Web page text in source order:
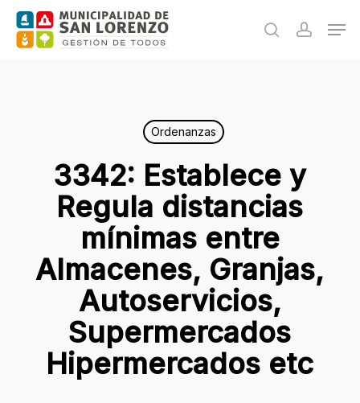
Skip
search
Ordenanzas
3342: Establece y
Regula distancias
mínimas entre
Almacenes, Granjas,
Autoservicios,
Supermercados
Hipermercados etc